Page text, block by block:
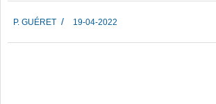
04-
19
P. GUÉRET 19-04-2022